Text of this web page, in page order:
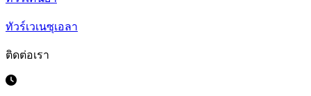
ทัวร์เวเนซุเอลา
ติดต่อเรา